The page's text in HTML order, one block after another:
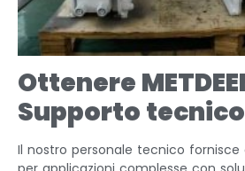
Ottenere
Supporto tecnico
Il nostro personale tecnico fornisce